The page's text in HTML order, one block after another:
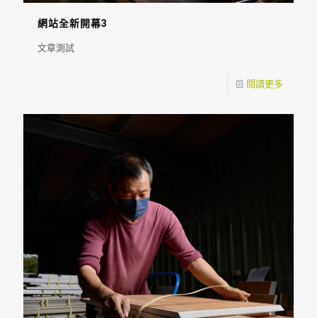
網站全新開幕3
文章測試
閱讀更多